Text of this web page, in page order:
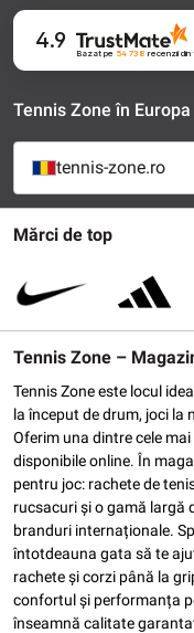
Mărci de top
Tennis Zone –
Tennis Zone este locul
la început de drum, joci la
Oferim una dintre cele
disponibile online. În
pentru joc: rachete de
rucsacuri și o gamă largă
branduri internaționale.
întotdeauna gata să te
rachete și corzi până la
confortul și performanța
înseamnă calitate
4.9
Bazat pe 54 738 recenziidin
Tennis Zone în Europa
tennis-zone.ro